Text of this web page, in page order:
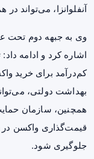
آنفلوانزا، می‌تواند
وی به جبهه دوم تحت
اشاره کرد و ادامه
کم‌درآمد برای خرید
بهداشت دولتی،
همچنین، سازمان
قیمت‌گذاری واکسن در
جلوگیری شود.